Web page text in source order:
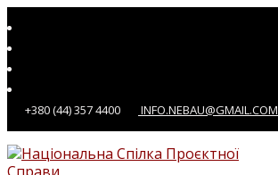
до
вмісту
+380 (44) 357 4400 INFO.NEBAU@GMAIL.COM